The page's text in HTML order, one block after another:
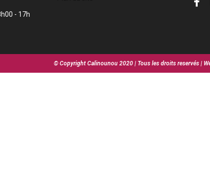
- 17h
© Copyright Calinounou 2020 | Tous les droits reservés |